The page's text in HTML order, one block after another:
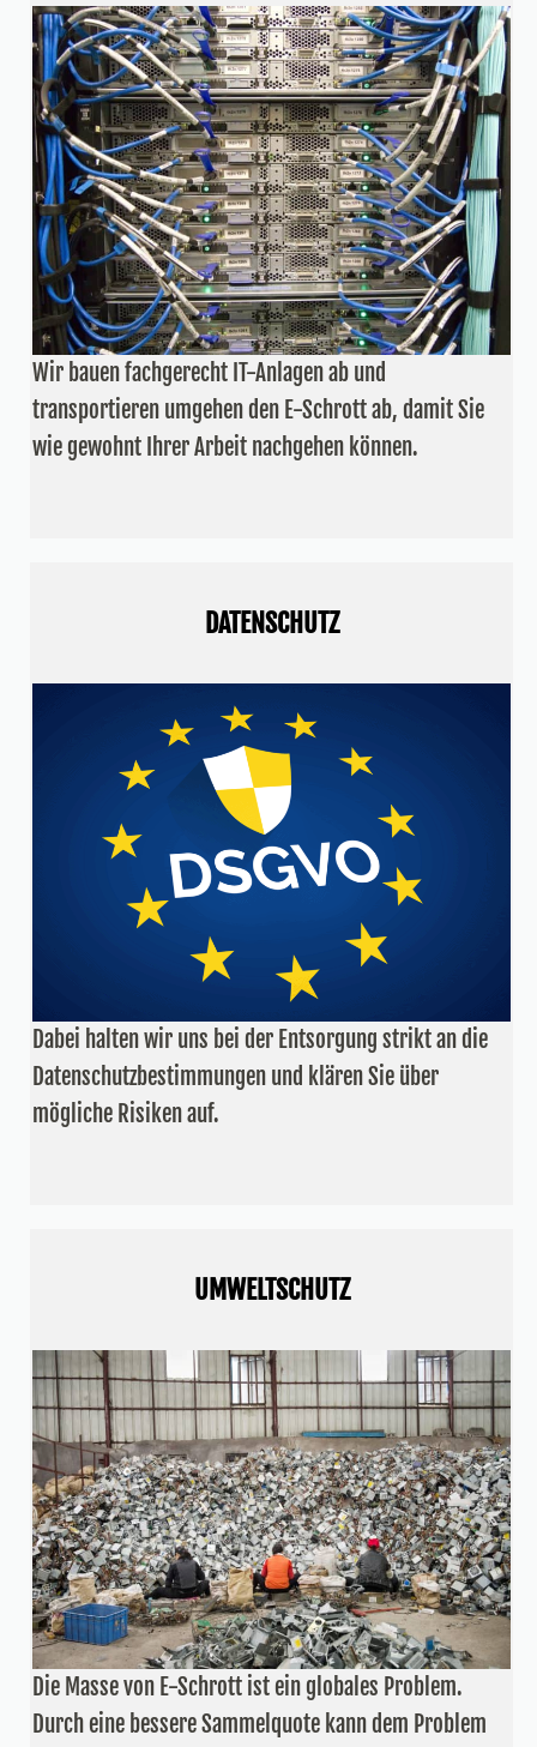
Wir bauen fachgerecht IT-Anlagen ab und
transportieren umgehen den E-Schrott ab, damit Sie
wie gewohnt Ihrer Arbeit nachgehen können.
DATENSCHUTZ
Dabei halten wir uns bei der Entsorgung strikt an die
Datenschutzbestimmungen und klären Sie über
mögliche Risiken auf.
UMWELTSCHUTZ
Die Masse von E-Schrott ist ein globales Problem.
Durch eine bessere Sammelquote kann dem Problem